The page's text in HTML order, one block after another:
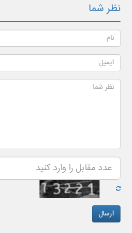
نظر شما